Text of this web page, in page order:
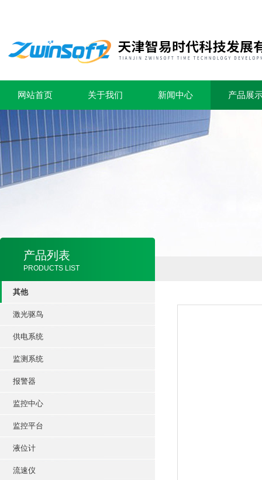
网站首页 关于我们 新闻中心 产品展
产品列表
PRODUCTS LIST
其他
激光驱鸟
供电系统
监测系统
报警器
监控中心
监控平台
液位计
流速仪